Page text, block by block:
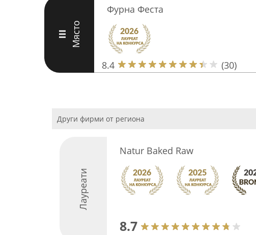
III Място
Фурна Феста
8.4 (30)
Други фирми от региона
Лауреати
Natur Baked Raw
8.7